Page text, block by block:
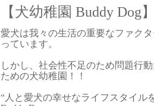
【犬幼稚園 Buddy Dog
愛犬は我々の生活の重要なファク
っています。
しかし、社会性不足のため問題行
ための犬幼稚園！！
“人と愛犬の幸せなライフスタイ